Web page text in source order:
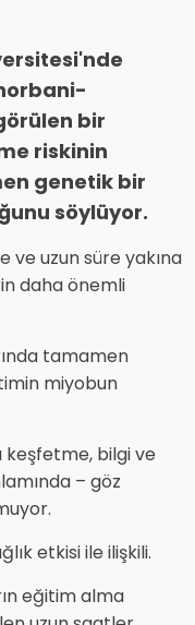
bir
riskinin
genetik bir
söylüyor.
ve uzun süre yakına
daha önemli
tamamen
miyobun
keşfetme, bilgi ve
– göz
etkisi ile ilişkili.
eğitim alma